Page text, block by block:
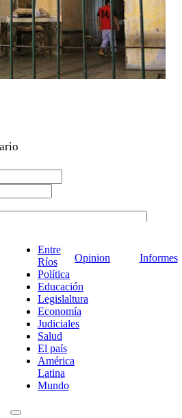
Entre
Ríos
Política
Educación
Legislaltura
Economía
Judiciales
Salud
El país
América
Latina
Mundo
Opinion Informes
contacto!